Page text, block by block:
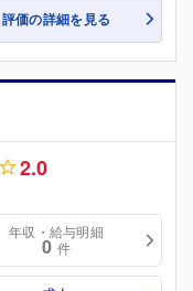
評価の詳細を見る
2.0
年収・給与明細
0 件